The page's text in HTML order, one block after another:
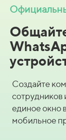
Создайте
сотрудников
единое окно
мобильное